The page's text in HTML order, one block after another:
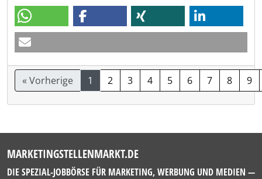
« Vorherige 1 2 3 4 5 6 7 8 9
MARKETINGSTELLENMARKT.DE
DIE SPEZIAL-JOBBÖRSE FÜR MARKETING, WERBUNG UND MEDIEN —